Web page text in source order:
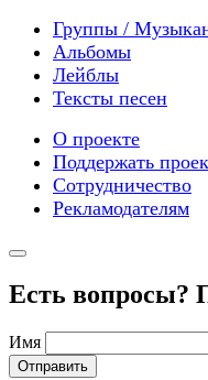
Группы /
Альбомы
Лейблы
Тексты песен
О проекте
Поддержать
Сотрудничество
Рекламодателям
Есть вопросы?
Имя